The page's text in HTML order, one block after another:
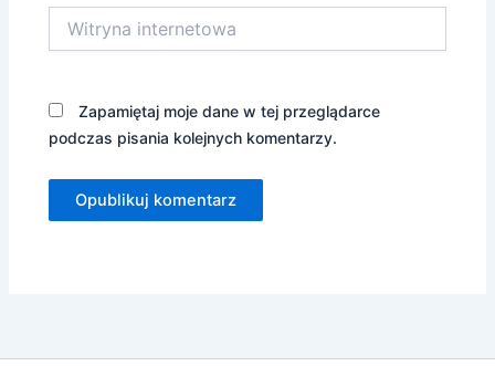
internetowa
Zapamiętaj moje dane w tej przeglądarce
podczas pisania kolejnych komentarzy.